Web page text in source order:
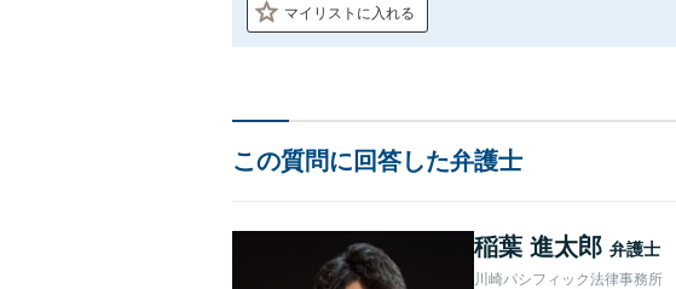
マイリストに入れる
この質問に回答した弁護士
稲葉 進太郎 弁護士
川崎パシフィック法律事務所